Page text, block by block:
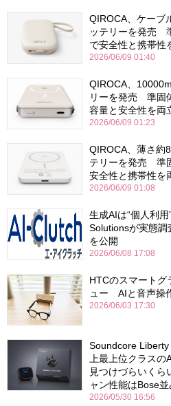
QIROCA、ケーブ
ッテリーを発売
で安全性と携帯性
2026/06/09 01:40
QIROCA、
リーを発売 準固
容量と安全性を両
2026/06/09 01:23
QIROCA、薄さ約
テリーを発売 準
安全性と携帯性を
2026/06/09 01:08
生成AIは“個人利
Solutionsが実態調
を公開
2026/06/08 17:08
HTCのスマートグ
ュー AIと音声操
2026/06/03 17:30
Soundcore
上最上位クラスの
見つけづらいく
ャン性能はBose並
2026/05/30 16:56